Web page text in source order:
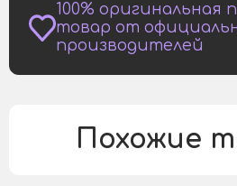
100% оригинальная
товар от
производителей
Похожие